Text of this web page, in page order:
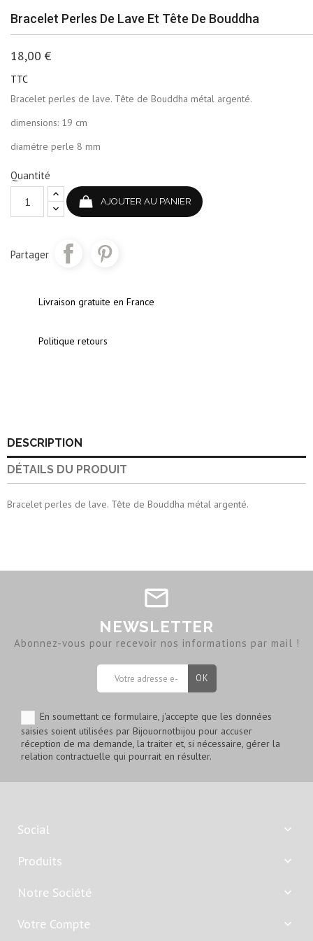
Bracelet Perles De Lave Et Tête De Bouddha
18,00 €
TTC
Bracelet perles de lave. Tête de Bouddha métal argenté.
dimensions: 19 cm
diamétre perle 8 mm
Quantité
AJOUTER AU PANIER
Partager
Livraison gratuite en France
Politique retours
DESCRIPTION
DÉTAILS DU PRODUIT
Bracelet perles de lave. Tête de Bouddha métal argenté.
NEWSLETTER
Abonnez-vous pour recevoir nos informations par mail !
En soumettant ce formulaire, j'accepte que les données
saisies soient utilisées par Bijouornotbijou pour accuser
réception de ma demande, la traiter et, si nécessaire, gérer la
relation contractuelle qui pourrait en résulter.
Social 
Produits 
Notre Société 
Votre Compte 